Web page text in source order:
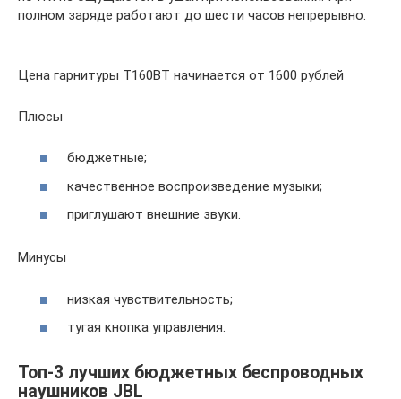
полном заряде работают до шести часов непрерывно.
Цена гарнитуры T160BT начинается от 1600 рублей
Плюсы
бюджетные;
качественное воспроизведение музыки;
приглушают внешние звуки.
Минусы
низкая чувствительность;
тугая кнопка управления.
Топ-3 лучших бюджетных беспроводных
наушников JBL